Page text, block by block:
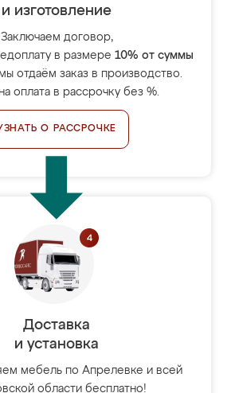
и изготовление
Заключаем договор,
в размере 10% от суммы
отдаём заказ в производство.
оплата в рассрочку без %.
О РАССРОЧКЕ
Доставка
и установка
мебель по Апрелевке и всей
области бесплатно!